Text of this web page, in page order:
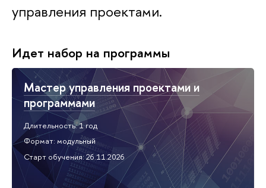
управления проектами.
Идет набор на программы
Мастер управления проектами и
программами
Длительность: 1 год
Формат: модульный
Старт обучения: 26.11.2026